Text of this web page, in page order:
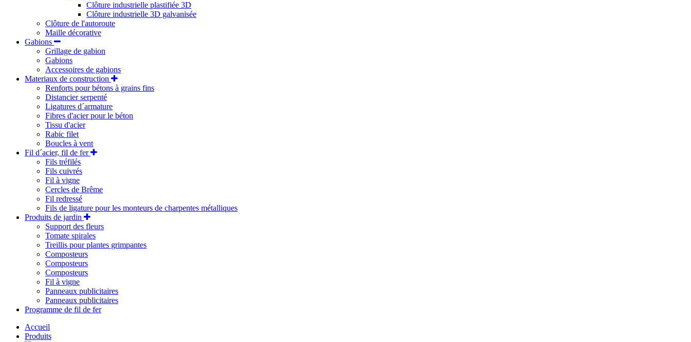
Clôture industrielle plastifiée 3D
Clôture industrielle 3D galvanisée
Clôture de l'autoroute
Maille décorative
Gabions
Grillage de gabion
Gabions
Accessoires de gabions
Materiaux de construction
Renforts pour bétons à grains fins
Distancier serpenté
Ligatures d´armature
Fibres d'acier pour le béton
Tissu d'acier
Rabic filet
Boucles à vent
Fil d´acier, fil de fer
Fils tréfilés
Fils cuivrés
Fil à vigne
Cercles de Brême
Fil redressé
Fils de ligature pour les monteurs de charpentes métalliques
Produits de jardin
Support des fleurs
Tomate spirales
Treillis pour plantes grimpantes
Composteurs
Composteurs
Composteurs
Fil à vigne
Panneaux publicitaires
Panneaux publicitaires
Programme de fil de fer
Accueil
Produits